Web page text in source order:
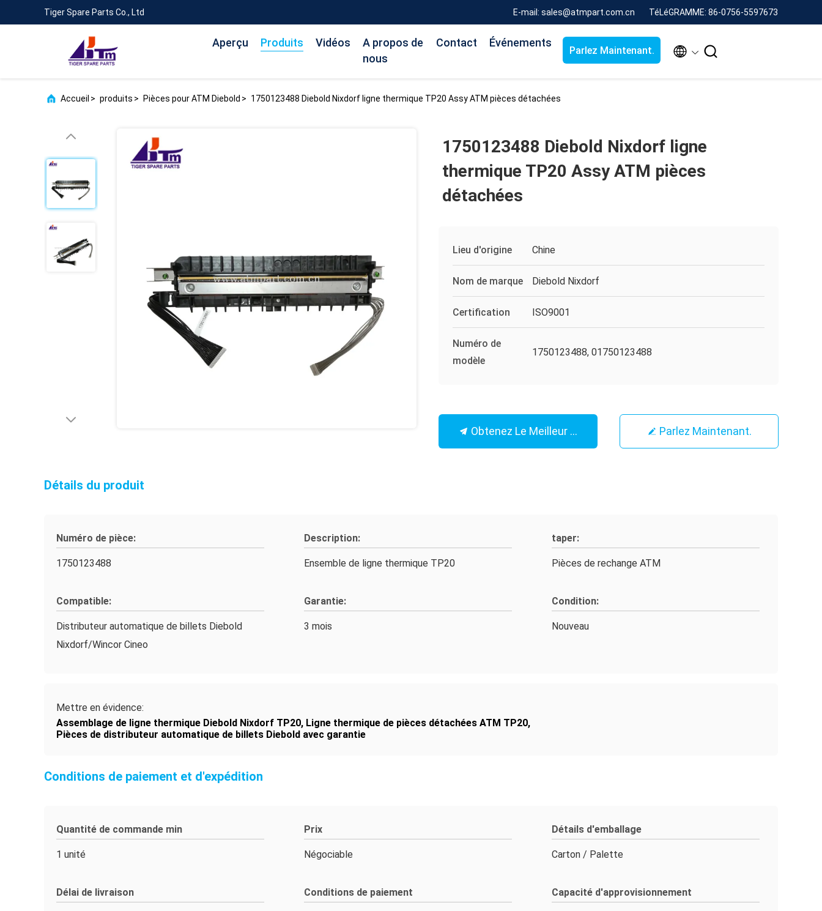
Tiger Spare Parts Co., Ltd E-mail: sales@atmpart.com.cn TéLéGRAMME: 86-0756-5597673
Aperçu Produits Vidéos
A propos de
nous
Contact Événements
Parlez Maintenant.  
Accueil > produits > Pièces pour ATM Diebold > 1750123488 Diebold Nixdorf ligne thermique TP20 Assy ATM pièces détachées
1750123488 Diebold Nixdorf ligne
thermique TP20 Assy ATM pièces
détachées
Lieu d'origine Chine
Nom de marque Diebold Nixdorf
Certification ISO9001
Numéro de
modèle
1750123488, 01750123488
Obtenez Le Meilleur Prix Parlez Maintenant.
Détails du produit
Numéro de pièce:
1750123488
Description:
Ensemble de ligne thermique TP20
taper:
Pièces de rechange ATM
Compatible:
Distributeur automatique de billets Diebold
Nixdorf/Wincor Cineo
Garantie:
3 mois
Condition:
Nouveau
Mettre en évidence:
Assemblage de ligne thermique Diebold Nixdorf TP20, Ligne thermique de pièces détachées ATM TP20,
Pièces de distributeur automatique de billets Diebold avec garantie
Conditions de paiement et d'expédition
Quantité de commande min
1 unité
Prix
Négociable
Détails d'emballage
Carton / Palette
Délai de livraison Conditions de paiement Capacité d'approvisionnement